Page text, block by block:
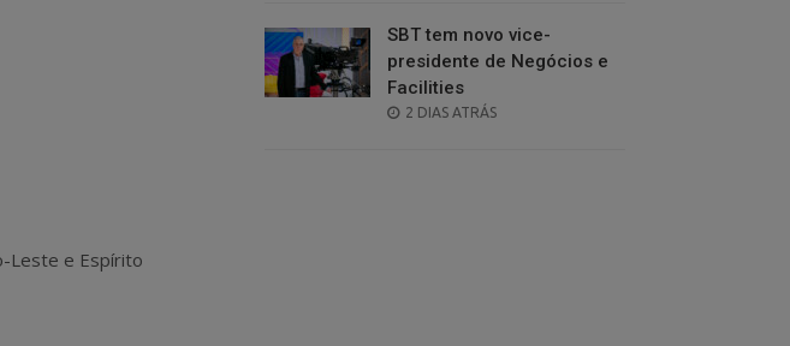
Leste e Espírito
SBT tem novo vice-
presidente de Negócios e
Facilities
POSTED
2 DIAS ATRÁS